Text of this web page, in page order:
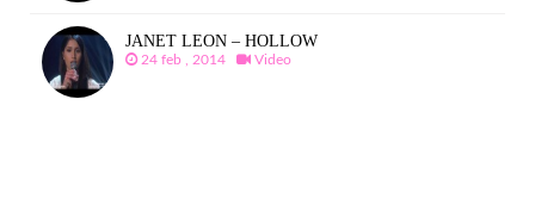
JANET LEON – HOLLOW
24 feb , 2014 Video